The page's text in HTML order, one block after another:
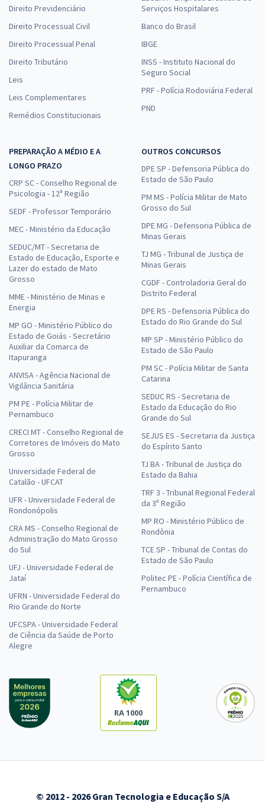
Direito Previdenciário
Direito Processual Civil
Direito Processual Penal
Direito Tributário
Leis
Leis Complementares
Remédios Constitucionais
Serviços Hospitalares
Banco do Brasil
IBGE
INSS - Instituto Nacional do
Seguro Social
PRF - Polícia Rodoviária Federal
PND
PREPARAÇÃO A MÉDIO E A
LONGO PRAZO
CRP SC - Conselho Regional de
Psicologia - 12ª Região
SEDF - Professor Temporário
MEC - Ministério da Educação
SEDUC/MT - Secretaria de
Estado de Educação, Esporte e
Lazer do estado de Mato
Grosso
MME - Ministério de Minas e
Energia
MP GO - Ministério Público do
Estado de Goiás - Secretário
Auxiliar da Comarca de
Itapuranga
ANVISA - Agência Nacional de
Vigilância Sanitária
PM PE - Polícia Militar de
Pernambuco
CRECI MT - Conselho Regional de
Corretores de Imóveis do Mato
Grosso
Universidade Federal de
Catalão - UFCAT
UFR - Universidade Federal de
Rondonópolis
CRA MS - Conselho Regional de
Administração do Mato Grosso
do Sul
UFJ - Universidade Federal de
Jataí
UFRN - Universidade Federal do
Rio Grande do Norte
UFCSPA - Universidade Federal
de Ciência da Saúde de Porto
Alegre
OUTROS CONCURSOS
DPE SP - Defensoria Pública do
Estado de São Paulo
PM MS - Polícia Militar de Mato
Grosso do Sul
DPE MG - Defensoria Pública de
Minas Gerais
TJ MG - Tribunal de Justiça de
Minas Gerais
CGDF - Controladoria Geral do
Distrito Federal
DPE RS - Defensoria Pública do
Estado do Rio Grande do Sul
MP SP - Ministério Público do
Estado de São Paulo
PM SC - Polícia Militar de Santa
Catarina
SEDUC RS - Secretaria de
Estado da Educação do Rio
Grande do Sul
SEJUS ES - Secretaria da Justiça
do Espírito Santo
TJ BA - Tribunal de Justiça do
Estado da Bahia
TRF 3 - Tribunal Regional Federal
da 3ª Região
MP RO - Ministério Público de
Rondônia
TCE SP - Tribunal de Contas do
Estado de São Paulo
Politec PE - Polícia Científica de
Pernambuco
RA 1000
© 2012 - 2026 Gran Tecnologia e Educação S/A